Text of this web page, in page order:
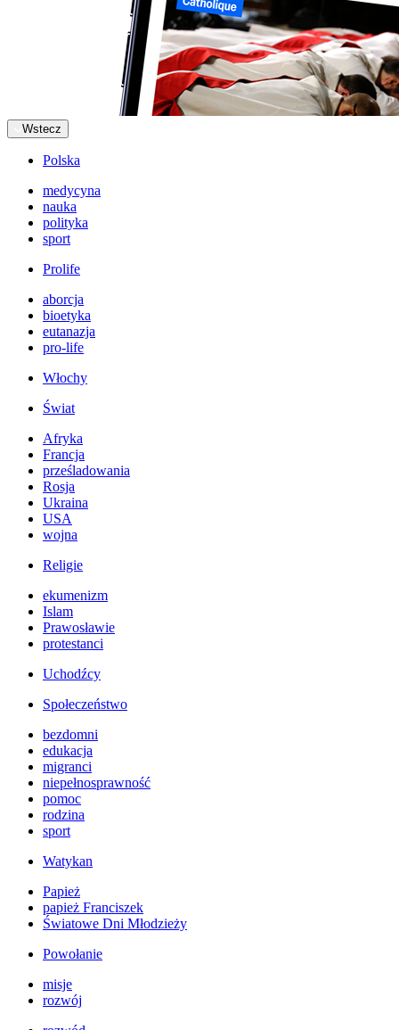
Wstecz
Polska
medycyna
nauka
polityka
sport
Prolife
aborcja
bioetyka
eutanazja
pro-life
Włochy
Świat
Afryka
Francja
prześladowania
Rosja
Ukraina
USA
wojna
Religie
ekumenizm
Islam
Prawosławie
protestanci
Uchodźcy
Społeczeństwo
bezdomni
edukacja
migranci
niepełnosprawność
pomoc
rodzina
sport
Watykan
Papież
papież Franciszek
Światowe Dni Młodzieży
Powołanie
misje
rozwój